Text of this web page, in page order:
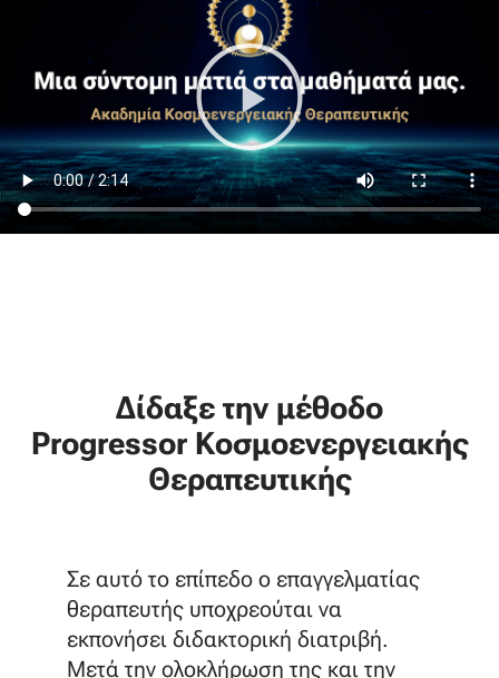
Δίδαξε την μέθοδο
Progressor Κοσμοενεργειακής
Θεραπευτικής
Σε αυτό το επίπεδο ο επαγγελματίας
θεραπευτής υποχρεούται να
εκπονήσει διδακτορική διατριβή.
Μετά την ολοκλήρωση της και την